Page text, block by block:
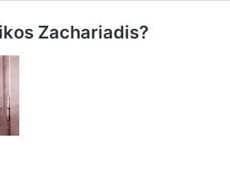
Zachariadis?